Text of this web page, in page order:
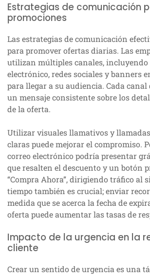
Estrategias de comunicación
promociones
Las estrategias de comunicación
para promover ofertas diarias. Las
utilizan múltiples canales, incluyendo
electrónico, redes sociales y banners
para llegar a su audiencia. Cada
un mensaje consistente sobre los
de la oferta.
Utilizar visuales llamativos y
claras puede mejorar el compromiso.
correo electrónico podría presentar
que resalten el descuento y un botón
“Compra Ahora”, dirigiendo tráfico al
tiempo también es crucial; enviar
medida que se acerca la fecha de
oferta puede aumentar las tasas de
Impacto de la urgencia en la
cliente
Crear un sentido de urgencia es una